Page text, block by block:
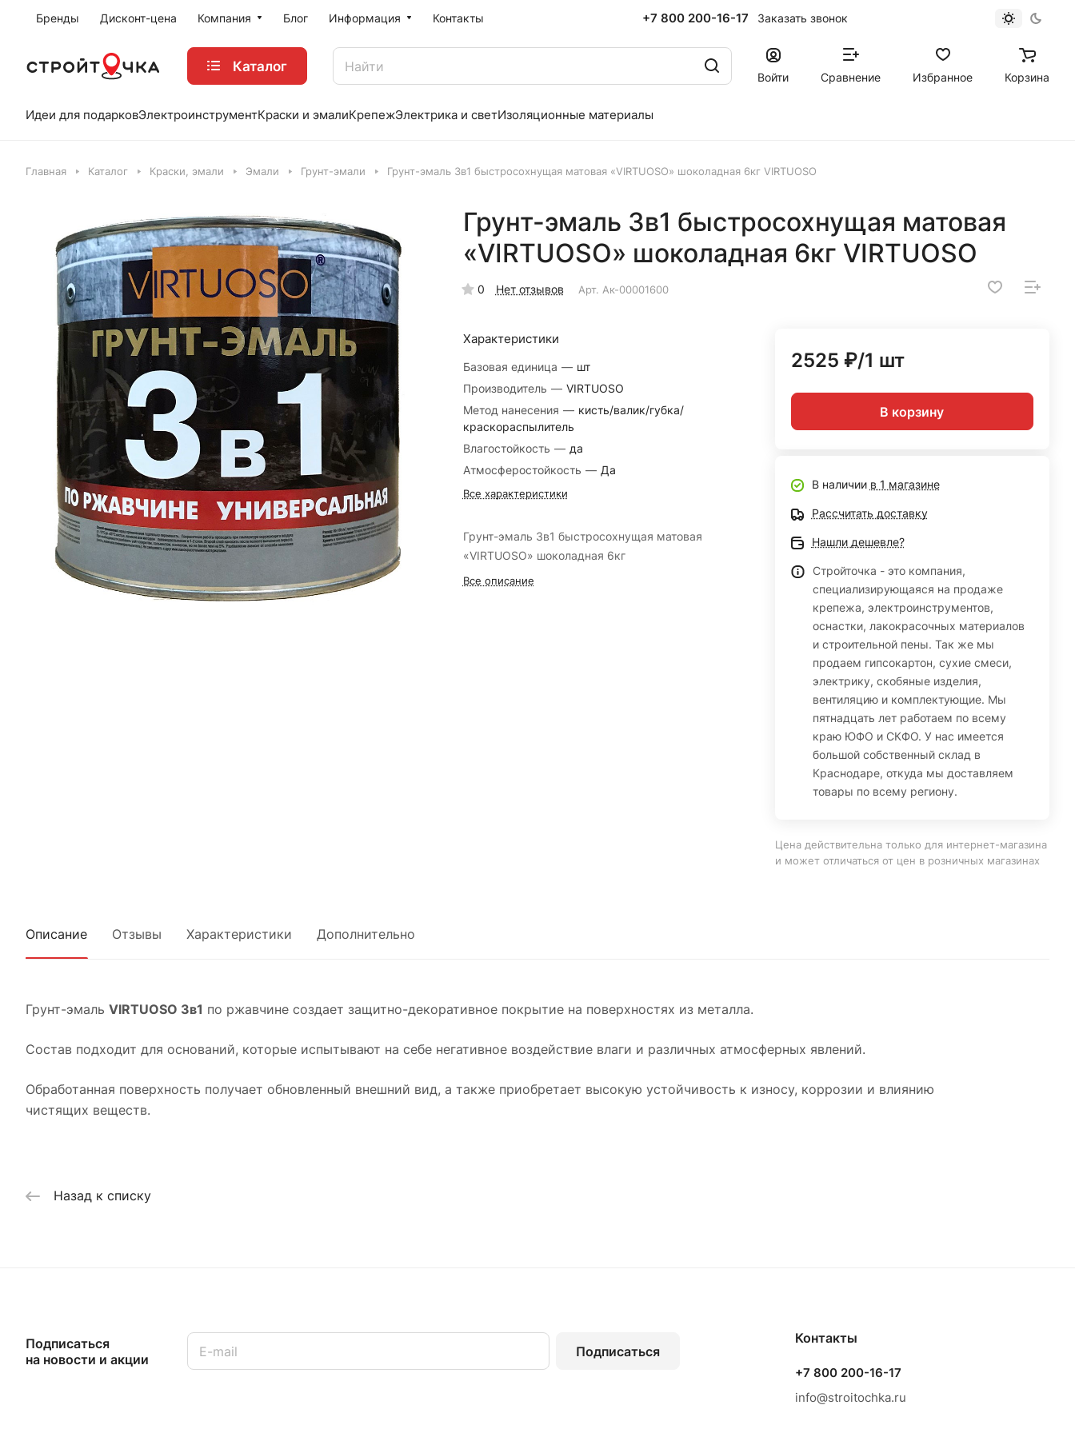
Бренды Дисконт-цена Компания Блог Информация Контакты +7 800 200-16-17 Заказать звонок
Каталог
Войти Сравнение Избранное Корзина
Идеи для подарковЭлектроинструментКраски и эмалиКрепежЭлектрика и светИзоляционные материалы
Главная Каталог Краски, эмали Эмали Грунт-эмали Грунт-эмаль 3в1 быстросохнущая матовая «VIRTUOSO» шоколадная 6кг VIRTUOSO
Грунт-эмаль 3в1 быстросохнущая матовая
«VIRTUOSO» шоколадная 6кг VIRTUOSO
0 Нет отзывов Арт. Ак-00001600
Характеристики
Базовая единица — шт
Производитель — VIRTUOSO
Метод нанесения — кисть/валик/губка/
краскораспылитель
Влагостойкость — да
Атмосферостойкость — Да
Все характеристики
Грунт-эмаль 3в1 быстросохнущая матовая
«VIRTUOSO» шоколадная 6кг
Все описание
2525 ₽/1 шт
В корзину
В наличии в 1 магазине
Рассчитать доставку
Нашли дешевле?
Стройточка - это компания,
специализирующаяся на продаже
крепежа, электроинструментов,
оснастки, лакокрасочных материалов
и строительной пены. Так же мы
продаем гипсокартон, сухие смеси,
электрику, скобяные изделия,
вентиляцию и комплектующие. Мы
пятнадцать лет работаем по всему
краю ЮФО и СКФО. У нас имеется
большой собственный склад в
Краснодаре, откуда мы доставляем
товары по всему региону.
Цена действительна только для интернет-магазина
и может отличаться от цен в розничных магазинах
Описание Отзывы Характеристики Дополнительно
Грунт-эмаль VIRTUOSO 3в1 по ржавчине создает защитно-декоративное покрытие на поверхностях из металла.
Состав подходит для оснований, которые испытывают на себе негативное воздействие влаги и различных атмосферных явлений.
Обработанная поверхность получает обновленный внешний вид, а также приобретает высокую устойчивость к износу, коррозии и влиянию
чистящих веществ.
Назад к списку
Подписаться
на новости и акции
Подписаться
Контакты
+7 800 200-16-17
info@stroitochka.ru